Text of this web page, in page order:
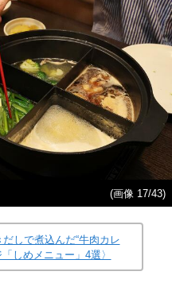
(画像 17/43)
しで煮込んだ“牛肉カレ
しめメニュー」4選〉